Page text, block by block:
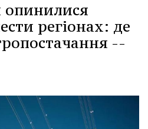
опинилися
регіонах: де
--